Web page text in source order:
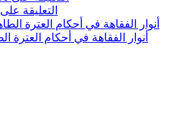
التعلیقة
أنوار الفقاهة في أحکام العترة